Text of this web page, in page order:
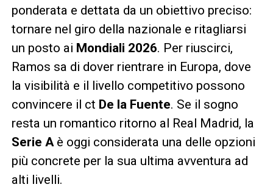
ponderata e dettata da un obiettivo preciso:
tornare nel giro della nazionale e ritagliarsi
un posto ai Mondiali 2026. Per riuscirci,
Ramos sa di dover rientrare in Europa, dove
la visibilità e il livello competitivo possono
convincere il ct De la Fuente. Se il sogno
resta un romantico ritorno al Real Madrid, la
Serie Aè oggi considerata una delle opzioni
più concrete per la sua ultima avventura ad
alti livelli.